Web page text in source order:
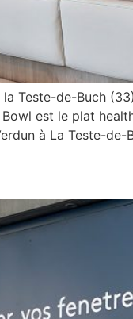
Teste-de-Buch
est le plat
à La Teste-